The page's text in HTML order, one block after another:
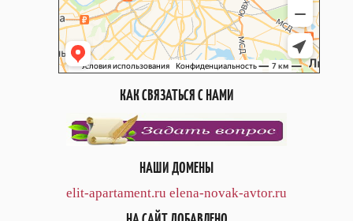
КАК СВЯЗАТЬСЯ С НАМИ
НАШИ ДОМЕНЫ
elit-apartament.ru elena-novak-avtor.ru